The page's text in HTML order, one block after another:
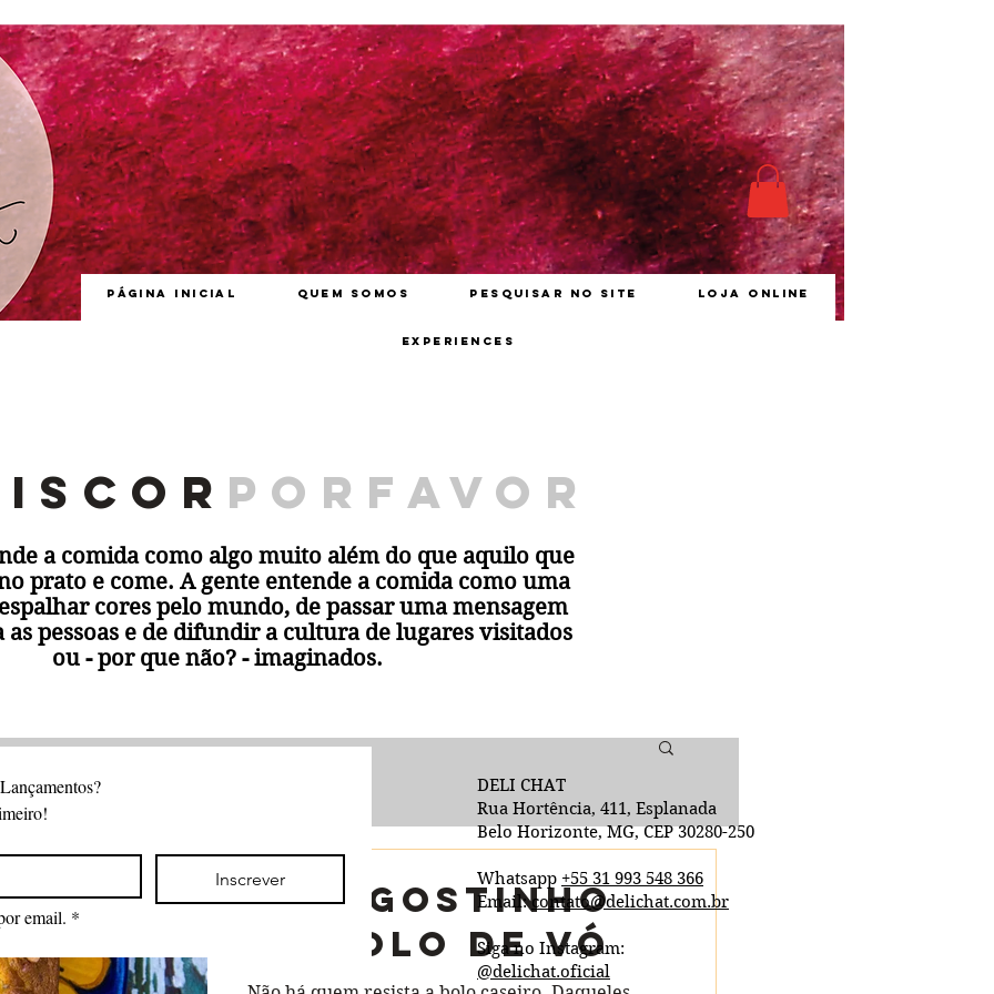
Página inicial Quem somos Pesquisar no site Loja online
Experiences
porfavor
a comida como algo muito além do que aquilo que
prato e come. A gente entende a comida como uma
cores pelo mundo, de passar uma mensagem
pessoas e de difundir a cultura de lugares visitados
ou - por que não? - imaginados.
Com Gostinho
de Bolo de Vó
Inscrever
email. *
DELI CHAT
Rua Hortência, 411, Esplanada
Belo Horizonte, MG, CEP 30280-250
Whatsapp +55 31 993 548 366
Email:contato@delichat.com.br
Siga no Instagram:
@delichat.oficial